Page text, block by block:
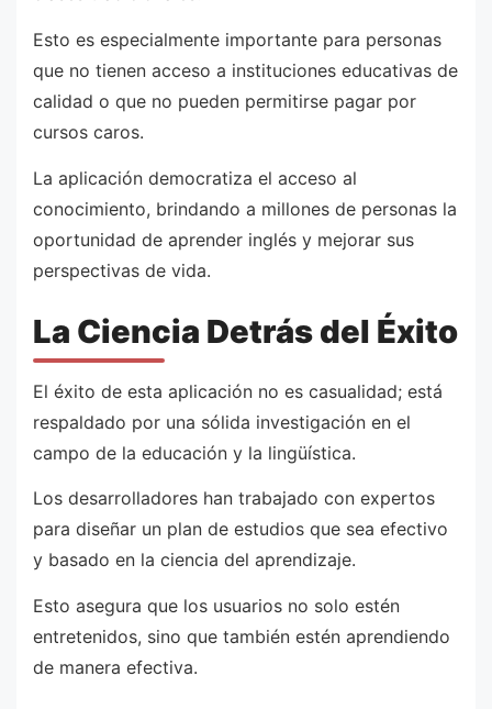
Esto es especialmente importante para personas
que no tienen acceso a instituciones educativas de
calidad o que no pueden permitirse pagar por
cursos caros.
La aplicación democratiza el acceso al
conocimiento, brindando a millones de personas la
oportunidad de aprender inglés y mejorar sus
perspectivas de vida.
La Ciencia Detrás del Éxito
El éxito de esta aplicación no es casualidad; está
respaldado por una sólida investigación en el
campo de la educación y la lingüística.
Los desarrolladores han trabajado con expertos
para diseñar un plan de estudios que sea efectivo
y basado en la ciencia del aprendizaje.
Esto asegura que los usuarios no solo estén
entretenidos, sino que también estén aprendiendo
de manera efectiva.